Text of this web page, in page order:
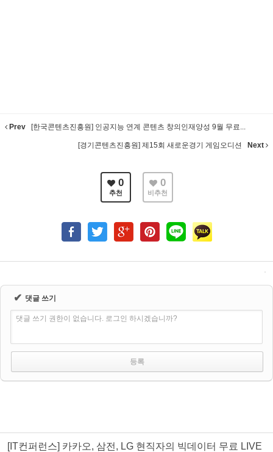
Prev [한국콘텐츠진흥원] 인공지능 연계 콘텐츠 창의인재양성 9월 무료...
[경기콘텐츠진흥원] 제15회 새로운경기 게임오디션 Next
0
추천
0
비추천
✔ 댓글 쓰기
댓글 쓰기 권한이 없습니다. 로그인 하시겠습니까?
[IT컨퍼런스] 카카오, 삼전, LG 현직자의 빅데이터 무료 LIVE